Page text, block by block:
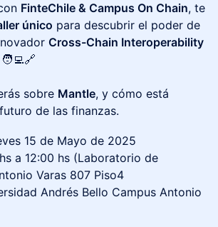
FinteChile & Campus On Chain, te
único para descubrir el poder de
Cross-Chain Interoperability
sobre Mantle, y cómo está
de las finanzas.
15 de Mayo de 2025
a 12:00 hs (Laboratorio de
Varas 807 Piso4
Andrés Bello Campus Antonio